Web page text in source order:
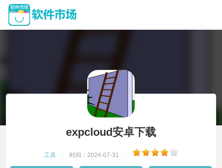
expcloud安卓下载
工具 时间：2024-07-31